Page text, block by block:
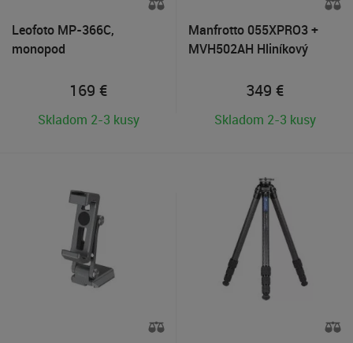
Leofoto MP-366C,
monopod
169 €
Skladom 2-3 kusy
Manfrotto 055XPRO3 +
MVH502AH Hliníkový
349 €
Skladom 2-3 kusy